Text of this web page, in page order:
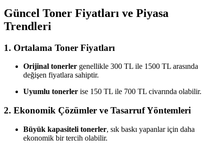
Güncel Toner Fiyatları ve Piyasa
Trendleri
1. Ortalama Toner Fiyatları
Orijinal tonerler genellikle 300 TL ile 1500 TL arasında
değişen fiyatlara sahiptir.
Uyumlu tonerler ise 150 TL ile 700 TL civarında olabilir.
2. Ekonomik Çözümler ve Tasarruf Yöntemleri
Büyük kapasiteli tonerler, sık baskı yapanlar için daha
ekonomik bir tercih olabilir.